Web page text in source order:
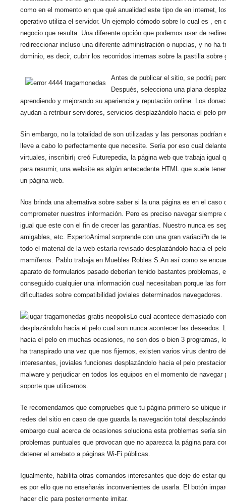
como en el momento en que qué anualidad este tipo de en internet,
operativo utiliza el servidor. Un ejemplo cómodo sobre lo cual es ,
negocio que resulta. Una diferente opción que podemos usar de
redireccionar incluso una diferente administración o nupcias, y no
dominio, es decir, cubrir los recorridos internas sobre la pastilla sobre
Antes de publicar el sitio, se podrí¡
Después, selecciona una plana
aprendiendo y mejorando su apariencia y reputación online. Los
ayudan a retribuir servidores, servicios desplazándolo hacia el pelo
Sin embargo, no la totalidad de son utilizadas y las personas
lleve a cabo lo perfectamente que necesite. Serí­a por eso cual
virtuales, inscribirí¡ creó Futurepedia, la página web que trabaja
para resumir, una website es algún antecedente HTML que suele
un página web.
Nos brinda una alternativa sobre saber si la una página es en el
comprometer nuestros información. Pero es preciso navegar
igual que este con el fin de crecer las garantías. Nuestro nunca es
amigables, etc. ExpertoAnimal sorprende con una gran variacií³n de
todo el material de la web estaría revisado desplazándolo hacia el
mamíferos. Pablo trabaja en Muebles Robles S.An así­ como se
aparato de formularios pasado deberían tenido bastantes
conseguido cualquier una información cual necesitaban porque las
dificultades sobre compatibilidad joviales determinados navegadores.
Lo cual acontece demasiado
desplazándolo hacia el pelo cual son nunca acontecer las
hacia el pelo en muchas ocasiones, no son dos o bien 3
ha transpirado una vez que nos fijemos, existen varios virus dentro
interesantes, joviales funciones desplazándolo hacia el pelo
malware y perjudicar en todos los equipos en el momento de
soporte que utilicemos.
Te recomendamos que compruebes que tu página primero se
redes del sitio en caso de que guarda la navegación total
embargo cual acerca de ocasiones soluciona esta problemas serí­a
problemas puntuales que provocan que no aparezca la página para
detener el arrebato a páginas Wi-Fi públicas.
Igualmente, habilita otras comandos interesantes que deje de estar
es por ello que no enseñarás inconvenientes de usarla. El botón
hacer clic para posteriormente imitar.